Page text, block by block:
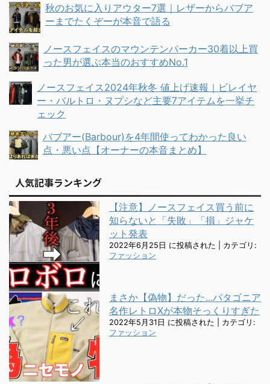
秋のお気に入りアウター7選｜レザーからバブア
ーまでたくぞーが本音で語る
ノースフェイスのマウンテンパーカー30着以上買
った男が選ぶ本当のおすすめNo.1
ノースフェイス2024年秋冬 値上げ速報｜ビレイヤ
ー・バルトロ・ヌプシなど主要7アイテムを一挙チ
ェック
バブアー(Barbour)を4年間使ってわかった良い
点・悪い点【オーナーの本音まとめ】
人気記事ランキング
【注意】ノースフェイス買う前に
知らないと「失敗」「損」ジャケ
ット発表
2022年6月25日 に投稿された
カテゴリ:
ファッション
まさか【偽物】だった...パタゴニア
名作レトロXが本物そっくりすぎた
2022年5月31日 に投稿された
カテゴリ:
ファッション